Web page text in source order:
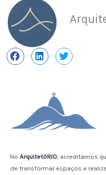
No ArquitetóRIO , acreditamos
de transformar espaços e